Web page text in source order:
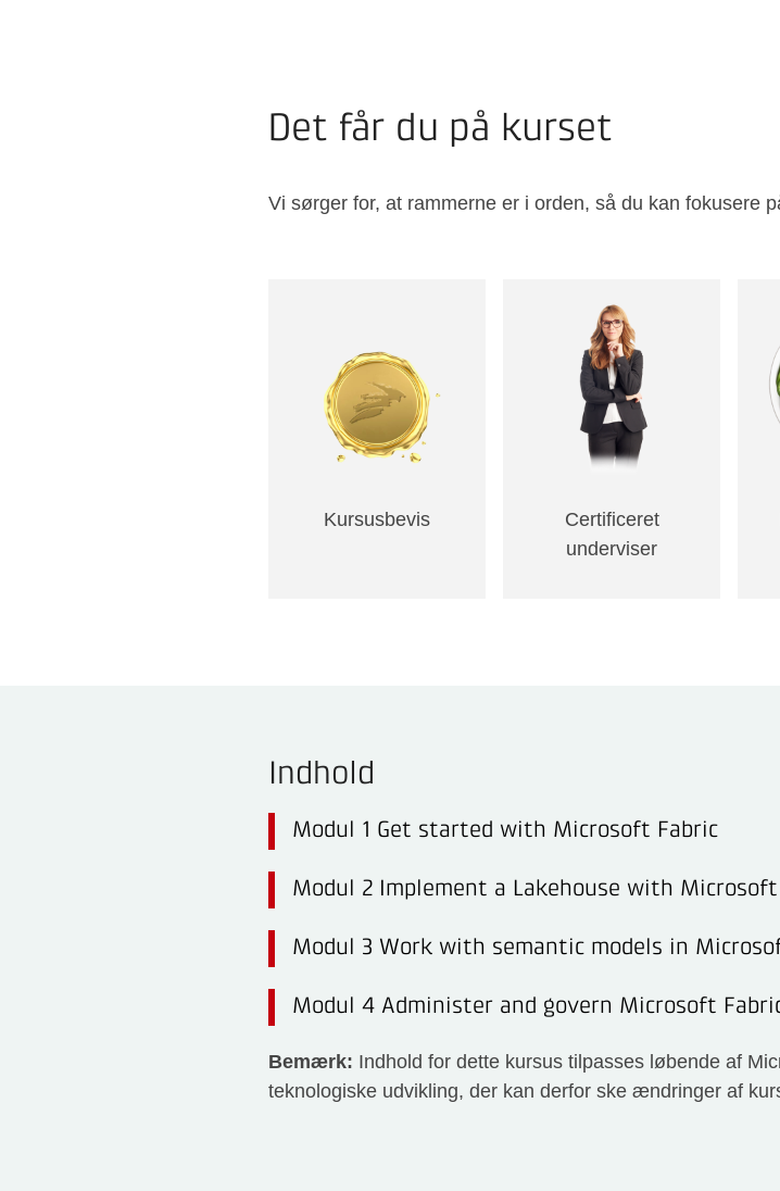
Det får du på kurset
Vi sørger for, at rammerne er i orden, så du kan fokusere
Kursusbevis
Certificeret
underviser
Indhold
Modul 1 Get started with Microsoft Fabric
Modul 2 Implement a Lakehouse with
Modul 3 Work with semantic models in
Modul 4 Administer and govern Microsoft
Bemærk: Indhold for dette kursus tilpasses løbende af
teknologiske udvikling, der kan derfor ske ændringer af